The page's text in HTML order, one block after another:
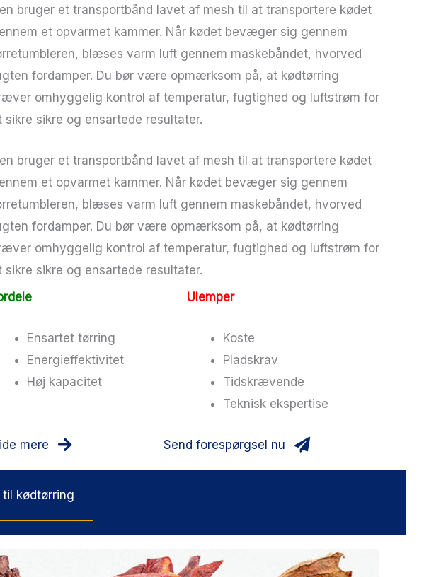
bruger et transportbånd lavet af mesh til at transportere kødet
et opvarmet kammer. Når kødet bevæger sig gennem
blæses varm luft gennem maskebåndet, hvorved
fordamper. Du bør være opmærksom på, at kødtørring
omhyggelig kontrol af temperatur, fugtighed og luftstrøm for
sikre sikre og ensartede resultater.
bruger et transportbånd lavet af mesh til at transportere kødet
et opvarmet kammer. Når kødet bevæger sig gennem
blæses varm luft gennem maskebåndet, hvorved
fordamper. Du bør være opmærksom på, at kødtørring
omhyggelig kontrol af temperatur, fugtighed og luftstrøm for
sikre sikre og ensartede resultater.
Ensartet tørring
Energieffektivitet
Høj kapacitet
Ulemper
Koste
Pladskrav
Tidskrævende
Teknisk ekspertise
mere Send forespørgsel nu
kødtørring